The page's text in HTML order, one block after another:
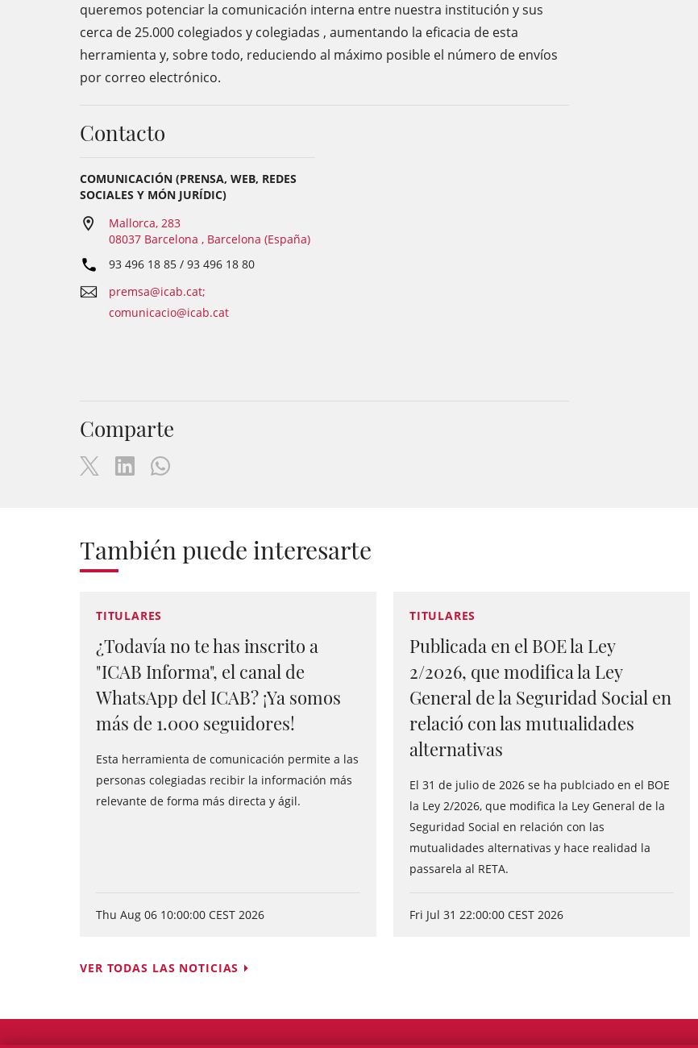
queremos potenciar la comunicación interna entre nuestra institución y sus
cerca de 25.000 colegiados y colegiadas , aumentando la eficacia de esta
herramienta y, sobre todo, reduciendo al máximo posible el número de envíos
por correo electrónico.
Contacto
COMUNICACIÓN (PRENSA, WEB, REDES
SOCIALES Y MÓN JURÍDIC)
Mallorca, 283
08037 Barcelona , Barcelona (España)
93 496 18 85 / 93 496 18 80
premsa@icab.cat;
comunicacio@icab.cat
Comparte
También puede interesarte
TITULARES
¿Todavía no te has inscrito a
"ICAB Informa", el canal de
WhatsApp del ICAB? ¡Ya somos
más de 1.000 seguidores!
Esta herramienta de comunicación permite a las
personas colegiadas recibir la información más
relevante de forma más directa y ágil.
Thu Aug 06 10:00:00 CEST 2026
TITULARES
Publicada en el BOE la Ley
2/2026, que modifica la Ley
General de la Seguridad Social en
relació con las mutualidades
alternativas
El 31 de julio de 2026 se ha publciado en el BOE
la Ley 2/2026, que modifica la Ley General de la
Seguridad Social en relación con las
mutualidades alternativas y hace realidad la
passarela al RETA.
Fri Jul 31 22:00:00 CEST 2026
VER TODAS LAS NOTICIAS